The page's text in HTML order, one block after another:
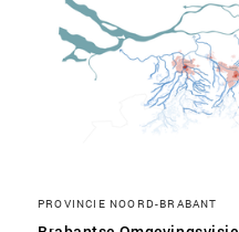
PROVINCIE NOORD-BRABANT